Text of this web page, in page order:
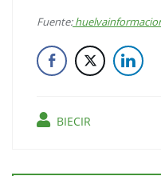
Fuente:
BIECIR